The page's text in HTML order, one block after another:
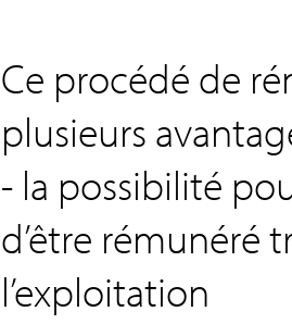
Ce procédé de
plusieurs
- la possibilité
d’être rémunéré
l’exploitation